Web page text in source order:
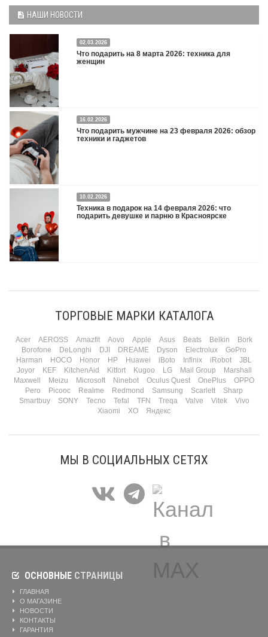
НАШИ НОВОСТИ
02.03.2026
Что подарить на 8 марта 2026: техника для
женщин
Что подарить на 8 марта 2026: техника для женщин
16.02.2026
Что подарить мужчине на 23 февраля 2026: обзор
техники и гаджетов
Двадцать третье февраля — праздник, на который мужчины делают вид, что им
все равно. А потом три дня рассказывают коллегам, какую колонку / приставку /
камеру им подарили. Не верьте словам — верьте глазам, которые загораются
при виде новой коробки.
10.02.2026
Техника в подарок на 14 февраля 2026: что
подарить девушке и парню в Красноярске
марта — контрольный выстрел по кошельку. Начнем с первого — потому что он
ТОРГОВЫЕ МАРКИ КАТАЛОГА
Acer AEROSS Amazfit Aovo Apple Asus Beats Belkin
Bork
Borofone
DeLonghi DJI DREAME Dyson Electrolux
GoPro
Harman
HOCO Honor HP Huawei iBoto Infinix iRobot
JBL
Joyor
KEF KitchenAid Kitfort Kugoo LG Mail Group
Marshall
Maxwell
Meizu Microsoft Ninebot Oculus Quest OnePlus
OPPO
Pero
Picooc Realme Redmond Samsung Scarlett
Sharp
Smartbuy
SONY Tecno Tefal TFN Treqa Valve Vitek
Vivo
Xiaomi
XO Яндекс
МЫ В СОЦИАЛЬНЫХ СЕТЯХ
ОСНОВНЫЕ СТРАНИЦЫ
ГЛАВНАЯ
О МАГАЗИНЕ
НОВОСТИ
КОНТАКТЫ
ГАРАНТИЯ